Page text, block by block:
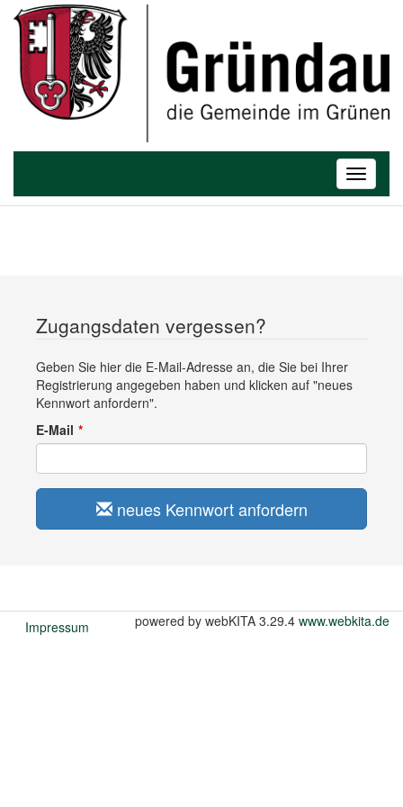
Toggle
Zugangsdaten vergessen?
Geben Sie hier die E-Mail-Adresse an, die Sie bei Ihrer
Registrierung angegeben haben und klicken auf "neues
Kennwort anfordern".
E-Mail
neues Kennwort anfordern
Impressum powered by webKITA 3.29.4 www.webkita.de